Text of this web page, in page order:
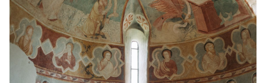
Na troch miestach Stredného Gemera vznikli
nové originálne fotopointy s červenou telkou, s
ktorými môžete vyhrať originálne ceny v našej
súťaži na Facebooku a Instagrame Region
Gemer.